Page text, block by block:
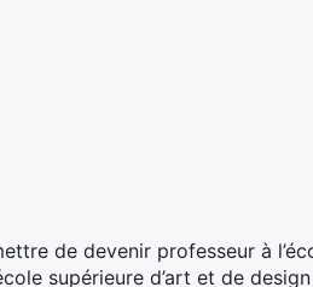
de devenir professeur à
supérieure d’art et de